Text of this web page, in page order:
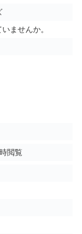
ませんか。
閲覧